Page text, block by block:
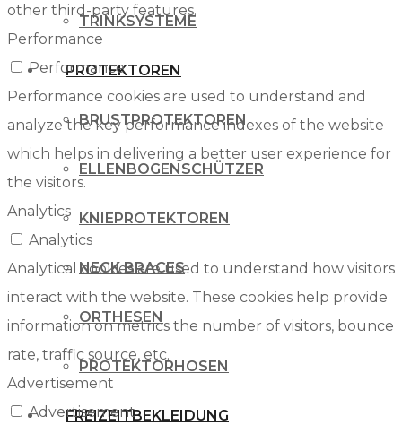
TRINKSYSTEME
PROTEKTOREN
BRUSTPROTEKTOREN
ELLENBOGENSCHÜTZER
KNIEPROTEKTOREN
NECK BRACES
ORTHESEN
PROTEKTORHOSEN
FREIZEITBEKLEIDUNG
other third-party features.
Performance
Performance
Performance cookies are used to understand and
analyze the key performance indexes of the website
which helps in delivering a better user experience for
the visitors.
Analytics
Analytics
Analytical cookies are used to understand how visitors
interact with the website. These cookies help provide
information on metrics the number of visitors, bounce
rate, traffic source, etc.
Advertisement
Advertisement